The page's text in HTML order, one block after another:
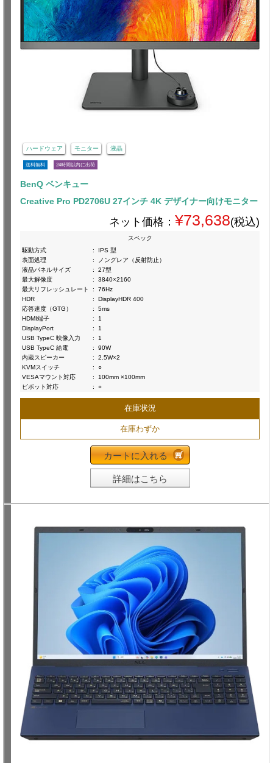
ハードウェア モニター 液晶
送料無料 24時間以内に出荷
BenQ ベンキュー
Creative Pro PD2706U 27インチ 4K デザイナー向けモニター
ネット価格： ¥73,638(税込)
スペック
駆動方式
:
IPS 型
表面処理
:
ノングレア（反射防止）
液晶パネルサイズ
:
27型
最大解像度
:
3840×2160
最大リフレッシュレート
:
76Hz
HDR
:
DisplayHDR 400
応答速度（GTG）
:
5ms
HDMI端子
:
1
DisplayPort
:
1
USB TypeC 映像入力
:
1
USB TypeC 給電
:
90W
内蔵スピーカー
:
2.5W×2
KVMスイッチ
:
○
VESAマウント対応
:
100mm ×100mm
ピボット対応
: ○
在庫状況
在庫わずか
カートに入れる
詳細はこちら